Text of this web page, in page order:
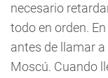
necesario
todo en orden.
antes de llamar
Moscú. Cuando